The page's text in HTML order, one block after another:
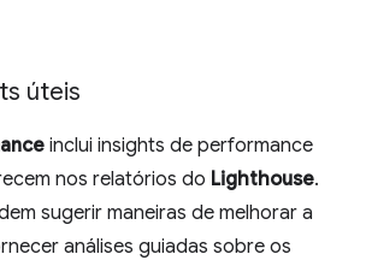
úteis
inclui insights de performance
nos relatórios do Lighthouse.
sugerir maneiras de melhorar a
análises guiadas sobre os